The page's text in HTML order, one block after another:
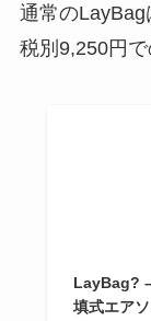
通常の
税別9,250円で
LayBag?
填式エア